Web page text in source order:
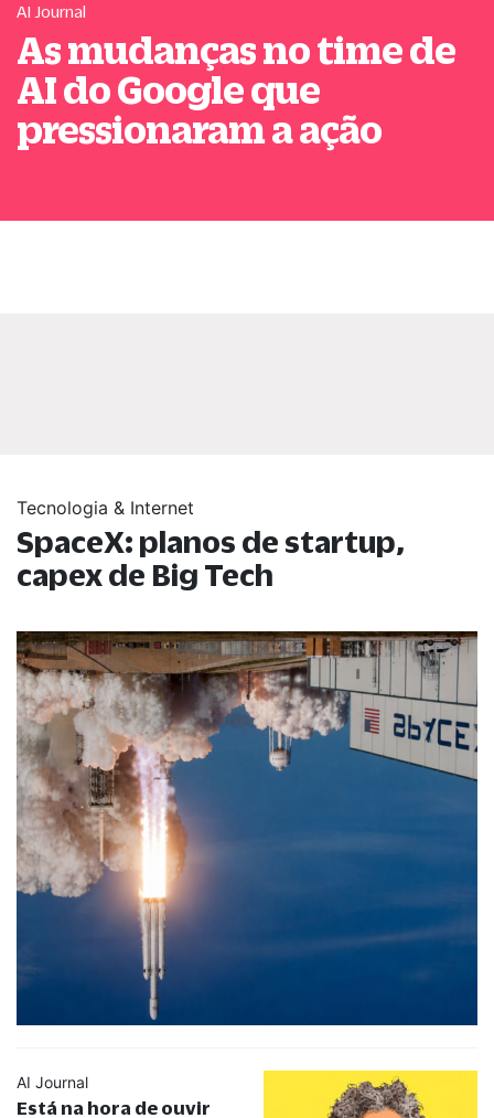
AI Journal
As mudanças no time de
AI do Google que
pressionaram a ação
Tecnologia & Internet
SpaceX: planos de startup,
capex de Big Tech
AI Journal
Está na hora de ouvir